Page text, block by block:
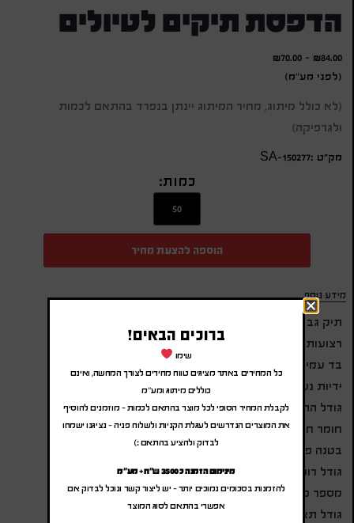
הדפסת תיקים לטיולים
₪84.00
-
₪70.00
(לפני מע"מ)
(לא כולל מיתוג, מחיר המיתוג יינתן בנפרד בהתאם לכמות
ולגרפיקה)
מק״ט :SA-150277
כמות:
הוספה להצעת מחיר
מידע נוסף
תיק גב CILLA
רצועות גב מרופדות
בד עמיד בפני שחיקה
ידיות נשיאה
גודל התיק- 27*11.5*39 ס"מ
חומר חיצוני- אוקספורד
בטנה פנימית – פוליאסטר
גודל רוכסן – 5#
מספר כיסים – 4
גודל תא למחשב נייד -14.6 אינץ'
ברוכים הבאים!
שימו
כל המחירים באתר מציגים טווח מחירים לצורך המחשה, ואינם
כוללים מיתוג ומע"מ
לקבלת המחיר הסופי לכל מוצר בהתאם לכמות – מוזמנים להוסיף
את המוצרים הנדרשים לעגלת הקניות ולשלוח פניה – נציגנו ישמחו
לבדוק ולהציע בהתאם :)
מינימום הזמנה כ 3500 ש"ח + מע"מ
להזמנות בסכומים נמוכים יותר – יש ליצור קשר ונוכל לבדוק אם
אפשרי בהתאם לסוג המוצר